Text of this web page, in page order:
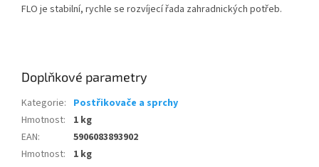
FLO je stabilní, rychle se rozvíjecí řada zahradnických potřeb.
Doplňkové parametry
Kategorie: Postřikovače a sprchy
Hmotnost:
1 kg
EAN:
5906083893902
Hmotnost: 1 kg